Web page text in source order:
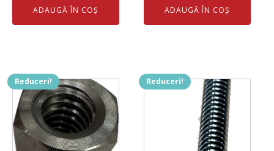
fost:
este:
112 lei.
ADAUGĂ ÎN COȘ
fost:
este:
101 lei.
ADAUGĂ ÎN COȘ
Reduceri! Reduceri!